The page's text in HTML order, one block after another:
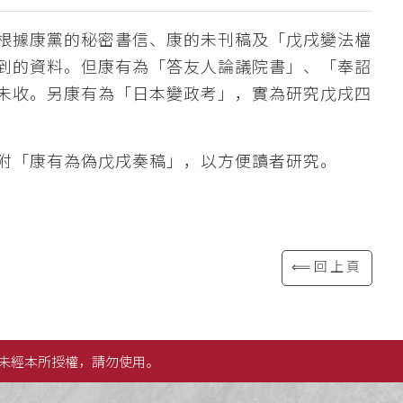
康黨的秘密書信、康的未刊稿及「戊戌變法檔
資料。但康有為「答友人論議院書」、「奉詔
。另康有為「日本變政考」，實為研究戊戌四
康有為偽戊戌奏稿」，以方便讀者研究。
⟸回上頁
經本所授權，請勿使用。